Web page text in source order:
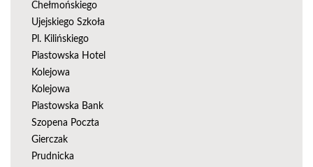
Chełmońskiego
Ujejskiego Szkoła
Pl. Kilińskiego
Piastowska Hotel
Kolejowa
Kolejowa
Piastowska Bank
Szopena Poczta
Gierczak
Prudnicka